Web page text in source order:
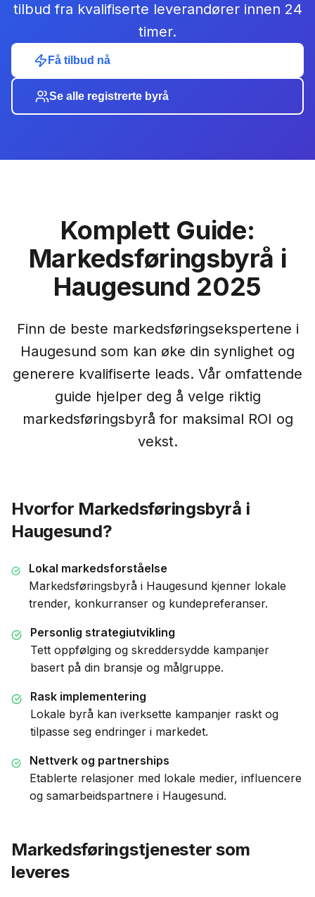
tilbud fra kvalifiserte leverandører innen 24
timer.
Få tilbud nå
Se alle registrerte byrå
Komplett Guide:
Markedsføringsbyrå i
Haugesund 2025
Finn de beste markedsføringsekspertene i
Haugesund som kan øke din synlighet og
generere kvalifiserte leads. Vår omfattende
guide hjelper deg å velge riktig
markedsføringsbyrå for maksimal ROI og
vekst.
Hvorfor Markedsføringsbyrå i
Haugesund?
Lokal markedsforståelse
Markedsføringsbyrå i Haugesund kjenner lokale
trender, konkurranser og kundepreferanser.
Personlig strategiutvikling
Tett oppfølging og skreddersydde kampanjer
basert på din bransje og målgruppe.
Rask implementering
Lokale byrå kan iverksette kampanjer raskt og
tilpasse seg endringer i markedet.
Nettverk og partnerships
Etablerte relasjoner med lokale medier, influencere
og samarbeidspartnere i Haugesund.
Markedsføringstjenester som
leveres